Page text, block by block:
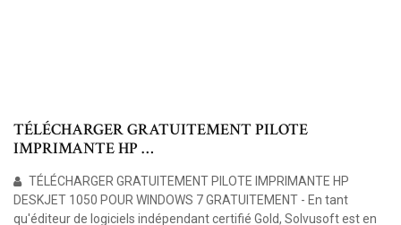
TÉLÉCHARGER GRATUITEMENT PILOTE
IMPRIMANTE HP …
TÉLÉCHARGER GRATUITEMENT PILOTE IMPRIMANTE HP
DESKJET 1050 POUR WINDOWS 7 GRATUITEMENT - En tant
qu'éditeur de logiciels indépendant certifié Gold, Solvusoft est en